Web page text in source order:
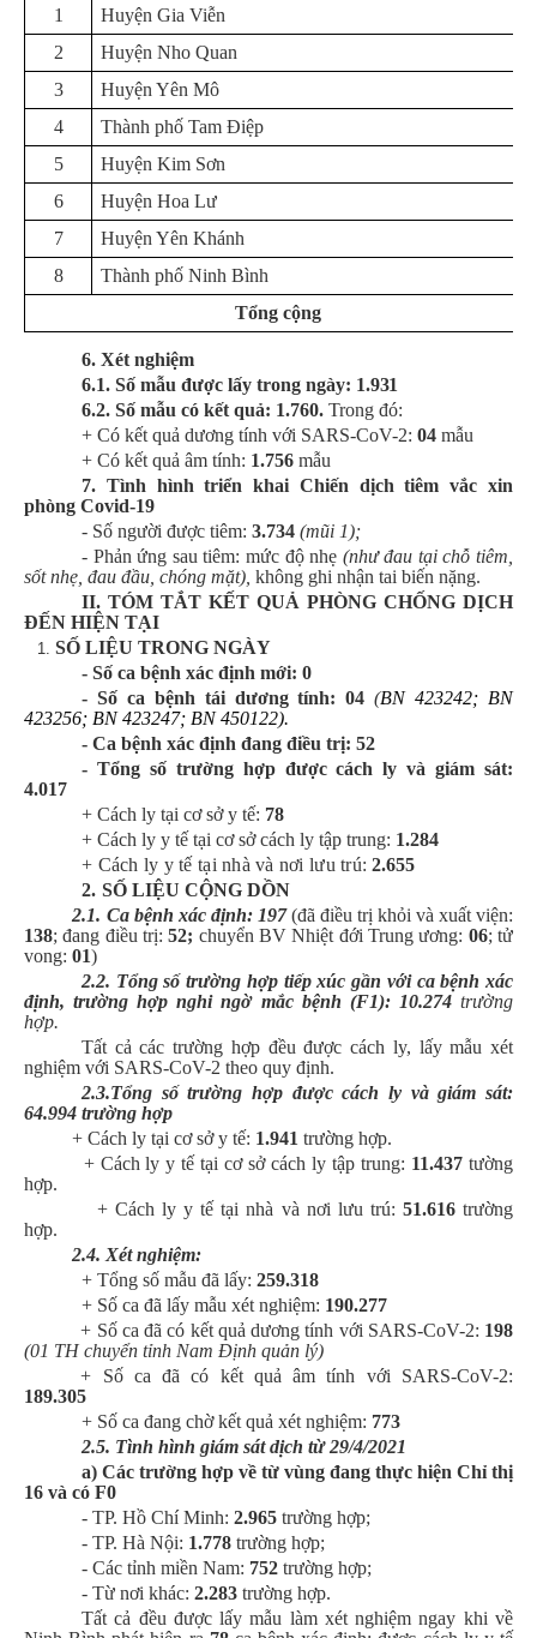
1
Huyện Gia Viễn
2
Huyện Nho Quan
3
Huyện Yên Mô
4
Thành phố Tam Điệp
5
Huyện Kim Sơn
6
Huyện Hoa Lư
7
Huyện Yên Khánh
8
Thành phố Ninh Bình
Tổng cộng
6. Xét nghiệm
6.1. Số mẫu được lấy trong ngày: 1.931
6.2. Số mẫu có kết quả: 1.760. Trong đó:
+ Có kết quả dương tính với SARS-CoV-2: 04 mẫu
+ Có kết quả âm tính: 1.756 mẫu
7. Tình hình triển khai Chiến dịch tiêm vắc xin
phòng Covid-19
- Số người được tiêm: 3.734 (mũi 1);
- Phản ứng sau tiêm: mức độ nhẹ (như đau tại chỗ tiêm,
sốt nhẹ, đau đầu, chóng mặt), không ghi nhận tai biến nặng.
II. TÓM TẮT KẾT QUẢ PHÒNG CHỐNG DỊCH
ĐẾN HIỆN TẠI
SỐ LIỆU TRONG NGÀY
- Số ca bệnh xác định mới: 0
- Số ca bệnh tái dương tính:04(BN 423242; BN
423256; BN 423247; BN 450122).
- Ca bệnh xác định đang điều trị: 52
- Tổng số trường hợp được cách ly và giám sát:
4.017
+ Cách ly tại cơ sở y tế: 78
+ Cách ly y tế tại cơ sở cách ly tập trung: 1.284
+ Cách ly y tế tại nhà và nơi lưu trú:2.655
2. SỐ LIỆU CỘNG DỒN
2.1. Ca bệnh xác định: 197(đã điều trị khỏi và xuất viện:
138; đang điều trị:52; chuyển BV Nhiệt đới Trung ương: 06; tử
vong: 01)
2.2. Tổng số trường hợp tiếp xúc gần với ca bệnh xác
định, trường hợp nghi ngờ mắc bệnh (F1): 10.274trường
hợp.
Tất cả các trường hợp đều được cách ly, lấy mẫu xét
nghiệm với SARS-CoV-2 theo quy định.
2.3.Tổng số trường hợp được cách ly và giám sát:
64.994 trường hợp
+ Cách ly tại cơ sở y tế: 1.941 trường hợp.
+ Cách ly y tế tại cơ sở cách ly tập trung: 11.437tường
hợp.
+ Cách ly y tế tại nhà và nơi lưu trú: 51.616 trường
hợp.
2.4. Xét nghiệm:
+ Tổng số mẫu đã lấy: 259.318
+ Số ca đã lấy mẫu xét nghiệm: 190.277
+ Số ca đã có kết quả dương tính với SARS-CoV-2: 198
(01 TH chuyển tỉnh Nam Định quản lý)
+ Số ca đã có kết quả âm tính với SARS-CoV-2:
189.305
+ Số ca đang chờ kết quả xét nghiệm: 773
2.5. Tình hình giám sát dịch từ 29/4/2021
a) Các trường hợp về từ vùng đang thực hiện Chỉ thị
16 và có F0
- TP. Hồ Chí Minh: 2.965 trường hợp;
- TP. Hà Nội: 1.778 trường hợp;
- Các tỉnh miền Nam: 752 trường hợp;
- Từ nơi khác: 2.283 trường hợp.
Tất cả đều được lấy mẫu làm xét nghiệm ngay khi về